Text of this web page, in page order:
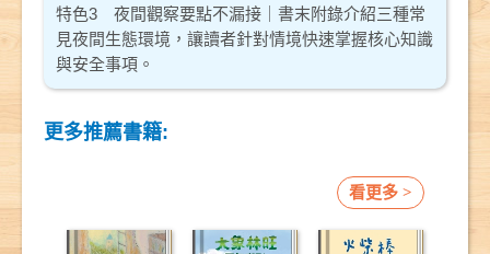
特色3 夜間觀察要點不漏接｜書末附錄介紹三種常
見夜間生態環境，讓讀者針對情境快速掌握核心知識
與安全事項。
更多推薦書籍:
看更多 >